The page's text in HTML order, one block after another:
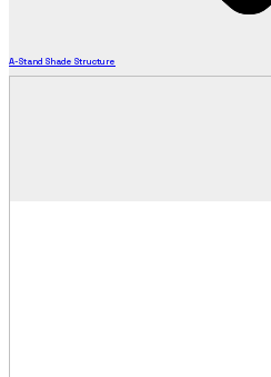
A-Stand Shade Structure